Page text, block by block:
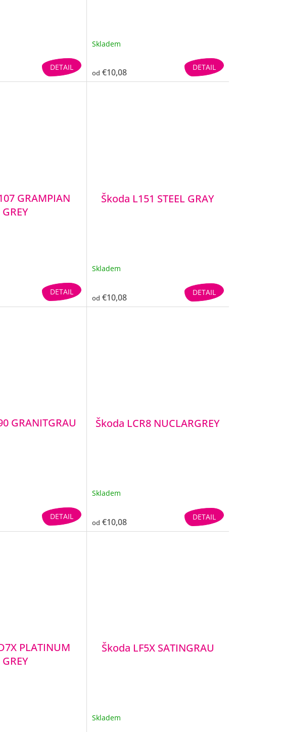
DETAIL
Skladem
od €10,08 DETAIL
GRAMPIAN
GREY
DETAIL
Škoda L151 STEEL GRAY
Skladem
od €10,08 DETAIL
GRANITGRAU
DETAIL
Škoda LCR8 NUCLARGREY
Skladem
od €10,08 DETAIL
PLATINUM
GREY
Škoda LF5X SATINGRAU
Skladem